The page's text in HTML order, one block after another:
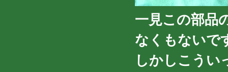
一見この部品
なくもないで
しかしこうい